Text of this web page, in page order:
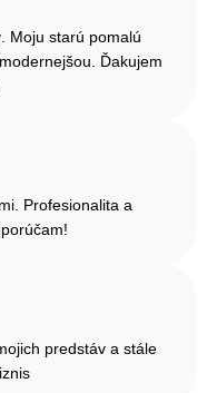
Moju starú pomalú
Ďakujem
Profesionalita a
predstáv a stále